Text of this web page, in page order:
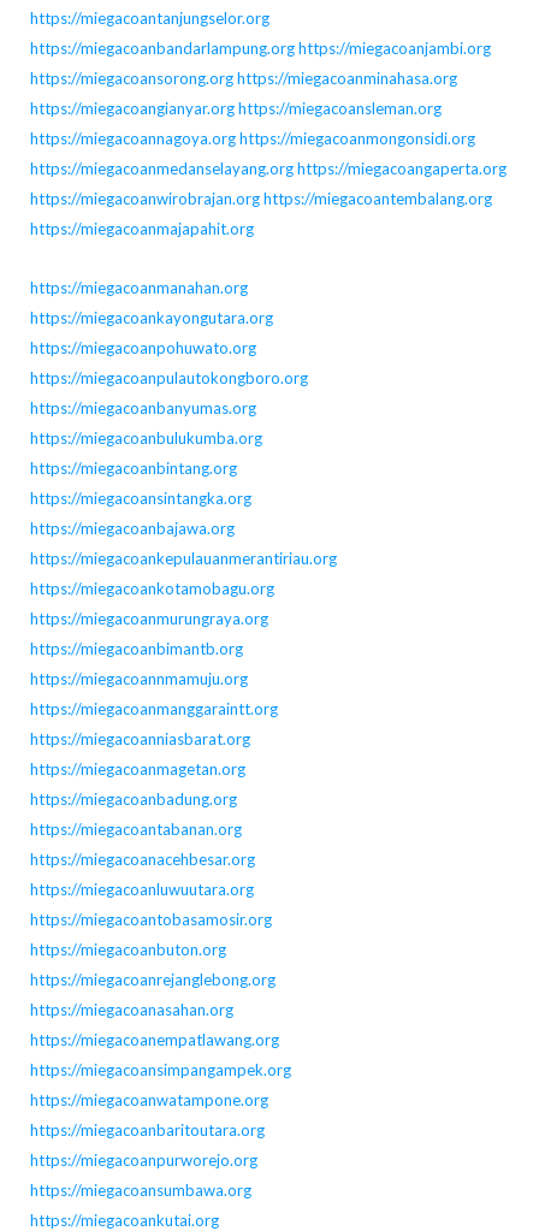
https://miegacoantanjungselor.org
https://miegacoanbandarlampung.orghttps://miegacoanjambi.org
https://miegacoansorong.orghttps://miegacoanminahasa.org
https://miegacoangianyar.orghttps://miegacoansleman.org
https://miegacoannagoya.orghttps://miegacoanmongonsidi.org
https://miegacoanmedanselayang.orghttps://miegacoangaperta.org
https://miegacoanwirobrajan.orghttps://miegacoantembalang.org
https://miegacoanmajapahit.org
https://miegacoanmanahan.org
https://miegacoankayongutara.org
https://miegacoanpohuwato.org
https://miegacoanpulautokongboro.org
https://miegacoanbanyumas.org
https://miegacoanbulukumba.org
https://miegacoanbintang.org
https://miegacoansintangka.org
https://miegacoanbajawa.org
https://miegacoankepulauanmerantiriau.org
https://miegacoankotamobagu.org
https://miegacoanmurungraya.org
https://miegacoanbimantb.org
https://miegacoannmamuju.org
https://miegacoanmanggaraintt.org
https://miegacoanniasbarat.org
https://miegacoanmagetan.org
https://miegacoanbadung.org
https://miegacoantabanan.org
https://miegacoanacehbesar.org
https://miegacoanluwuutara.org
https://miegacoantobasamosir.org
https://miegacoanbuton.org
https://miegacoanrejanglebong.org
https://miegacoanasahan.org
https://miegacoanempatlawang.org
https://miegacoansimpangampek.org
https://miegacoanwatampone.org
https://miegacoanbaritoutara.org
https://miegacoanpurworejo.org
https://miegacoansumbawa.org
https://miegacoankutai.org